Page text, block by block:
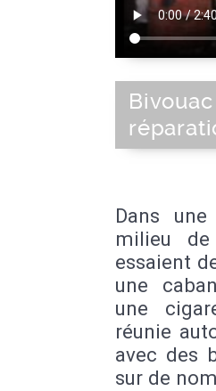
Dans
milieu
essaient
une
une
réunie
avec des
sur de